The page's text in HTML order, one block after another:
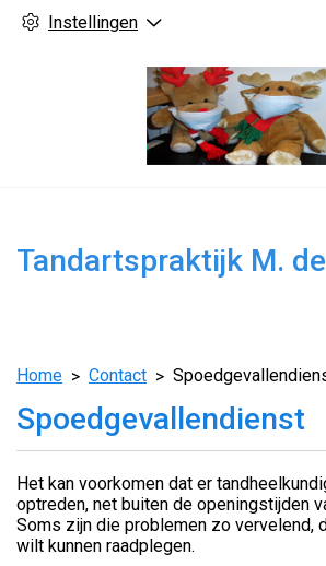
Instellingen
Tandartspraktijk M.
Home Contact
Spoedgevallendienst
Het kan voorkomen dat er
optreden, net buiten de openingstijden
Soms zijn die problemen zo vervelend,
wilt kunnen raadplegen.